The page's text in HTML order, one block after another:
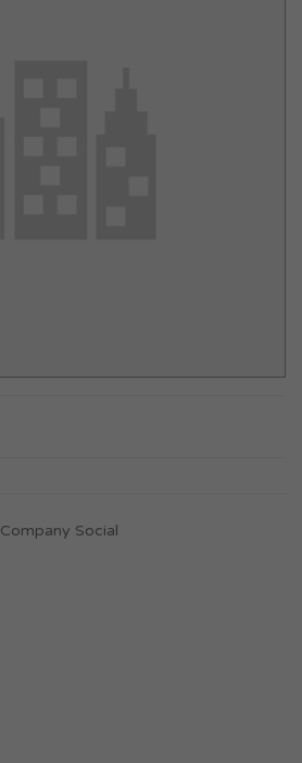
Company Social